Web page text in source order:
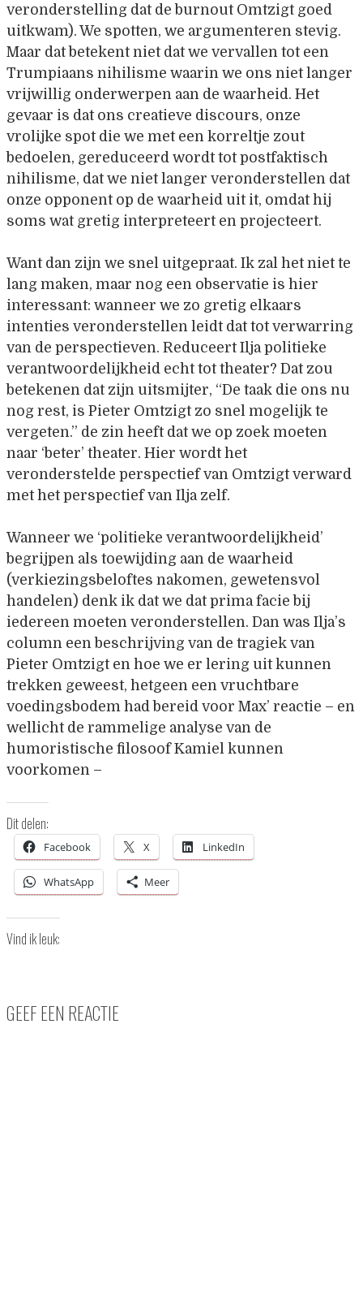
veronderstelling dat de burnout Omtzigt goed
uitkwam). We spotten, we argumenteren stevig.
Maar dat betekent niet dat we vervallen tot een
Trumpiaans nihilisme waarin we ons niet langer
vrijwillig onderwerpen aan de waarheid. Het
gevaar is dat ons creatieve discours, onze
vrolijke spot die we met een korreltje zout
bedoelen, gereduceerd wordt tot postfaktisch
nihilisme, dat we niet langer veronderstellen dat
onze opponent op de waarheid uit it, omdat hij
soms wat gretig interpreteert en projecteert.
Want dan zijn we snel uitgepraat. Ik zal het niet te
lang maken, maar nog een observatie is hier
interessant: wanneer we zo gretig elkaars
intenties veronderstellen leidt dat tot verwarring
van de perspectieven. Reduceert Ilja politieke
verantwoordelijkheid echt tot theater? Dat zou
betekenen dat zijn uitsmijter, “De taak die ons nu
nog rest, is Pieter Omtzigt zo snel mogelijk te
vergeten.” de zin heeft dat we op zoek moeten
naar ‘beter’ theater. Hier wordt het
veronderstelde perspectief van Omtzigt verward
met het perspectief van Ilja zelf.
Wanneer we ‘politieke verantwoordelijkheid’
begrijpen als toewijding aan de waarheid
(verkiezingsbeloftes nakomen, gewetensvol
handelen) denk ik dat we dat prima facie bij
iedereen moeten veronderstellen. Dan was Ilja’s
column een beschrijving van de tragiek van
Pieter Omtzigt en hoe we er lering uit kunnen
trekken geweest, hetgeen een vruchtbare
voedingsbodem had bereid voor Max’ reactie – en
wellicht de rammelige analyse van de
humoristische filosoof Kamiel kunnen
voorkomen –
Dit delen:
Facebook X LinkedIn
WhatsApp Meer
Vind ik leuk:
GEEF EEN REACTIE